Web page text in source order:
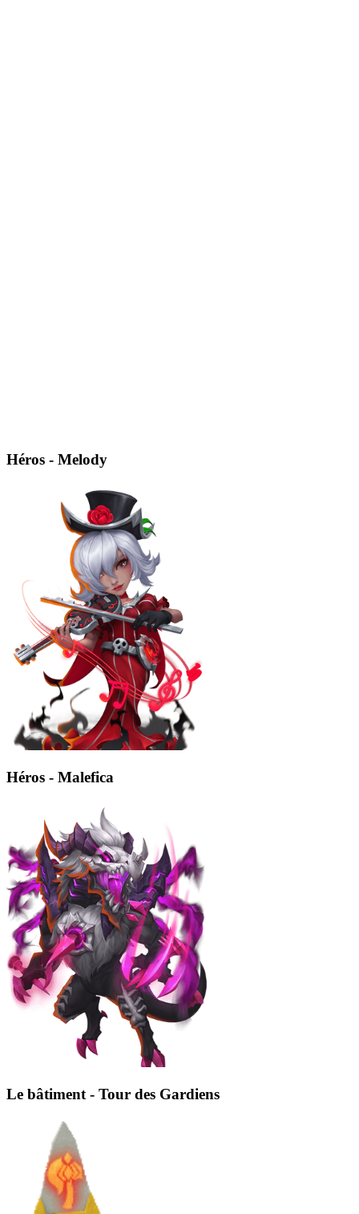
Héros - Melody
Héros - Malefica
Le bâtiment - Tour des Gardiens